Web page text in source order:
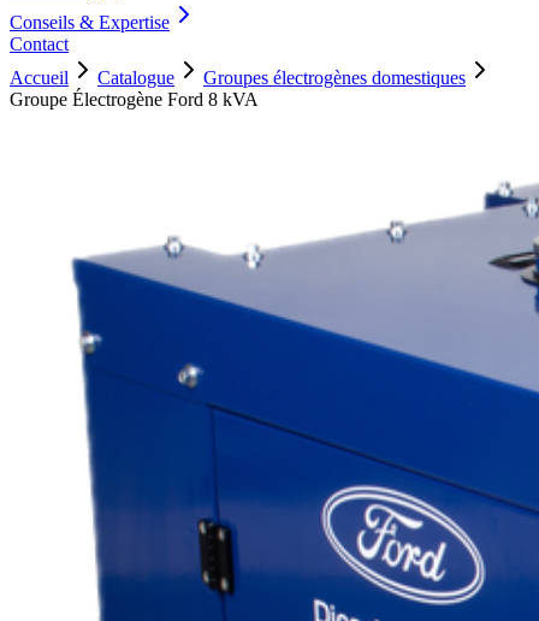
Conseils & Expertise
Contact
Accueil
Catalogue
Groupes électrogènes domestiques
Groupe Électrogène Ford 8 kVA